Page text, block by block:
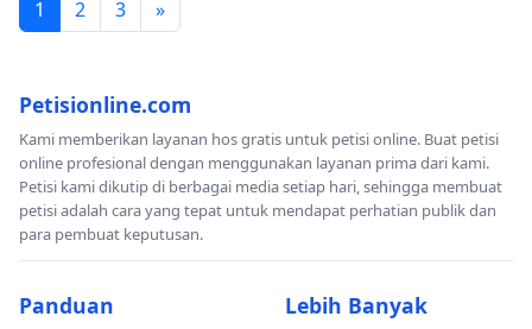
1 2 3 »
Petisionline.com
Kami memberikan layanan hos gratis untuk petisi online. Buat petisi
online profesional dengan menggunakan layanan prima dari kami.
Petisi kami dikutip di berbagai media setiap hari, sehingga membuat
petisi adalah cara yang tepat untuk mendapat perhatian publik dan
para pembuat keputusan.
Panduan Lebih Banyak